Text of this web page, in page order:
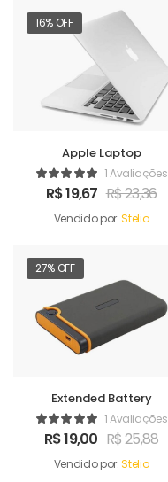
16% OFF
Apple Laptop
1 Avaliações
R$19,67 R$23,36
Vendido por:Stelio
27% OFF
Extended Battery
1 Avaliações
R$19,00 R$25,88
Vendido por:Stelio